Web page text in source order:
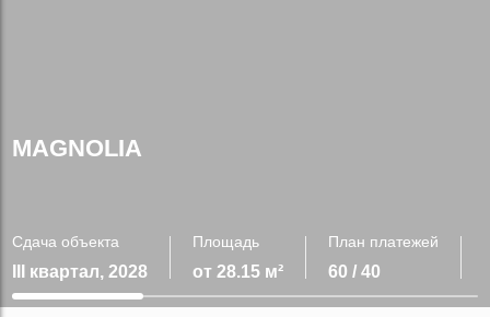
MAGNOLIA
Сдача объекта
III квартал, 2028
Площадь
от 28.15 м²
План платежей
60 / 40